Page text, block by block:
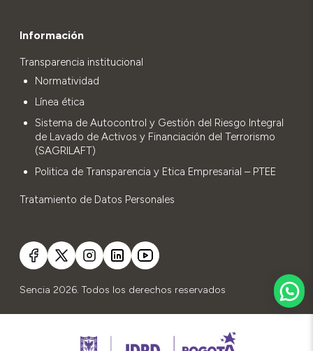
Información
Transparencia institucional
Normatividad
Línea ética
Sistema de Autocontrol y Gestión del Riesgo Integral
de Lavado de Activos y Financiación del Terrorismo
(SAGRILAFT)
Politica de Transparencia y Etica Empresarial – PTEE
Tratamiento de Datos Personales
Sencia 2026. Todos los derechos reservados